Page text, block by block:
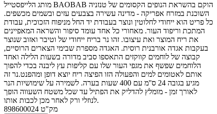
מותג הלייפסטייל BAOBAB הוקם בהשראת הנופים הקסומים של טנזניה
השוכנת במזרח אפריקה - מדינה עשירה בצבעים עזים ובשמים מכשפים.
כל פריט הוא ייחודי לחלוטין ונוצר בעבודת יד החל מניפוח הזכוכית, עבודת
המתכת וריפוד העור. מאחורי כל אחד עומד סיפור והשראה המאפיינים
את ריח המוצר ואת עיצובו. זהו נר בריח ייחודי של וטיבר ואזוב שנוצר
בעקבות אגדה אורבנית רוסית. האגדה מספרת שבימי הצארים הרוסיים,
קבוצה של לוחמים קווקזים התאספו סביב מדורה בשעות הלילה ואחד
הלוחמים שפשף את מגפי העור שלו עם קליפות עץ ליבנה בכדי להפוך
אותם לאטומים למים והפעולה הזו הפיצה ריח יוצא דופן ומהפנט.נר זה
מגיע בגובה 24 ס''מ עם 400 שעות בערה. לשמירה על שימושיות הנר
לאורך זמן - מומלץ להדליק את הפתיל עד שכל משטח השעווה הופך
לנוזלי ורק לאחר מכן לכבות אותו.
מק"ט 898600024